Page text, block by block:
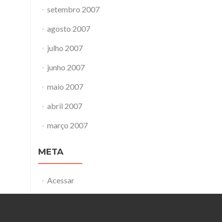
setembro 2007
agosto 2007
julho 2007
junho 2007
maio 2007
abril 2007
março 2007
META
Acessar